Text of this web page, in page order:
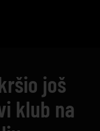
još
klub na